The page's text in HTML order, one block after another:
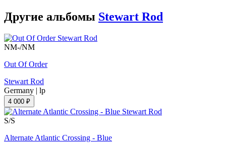
Другие альбомы Stewart Rod
NM-/NM
Out Of Order
Stewart Rod
Germany | lp
4 000 ₽
S/S
Alternate Atlantic Crossing - Blue